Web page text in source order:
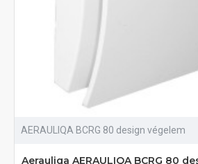
AERAULIQA BCRG 80 design végelem
Aerauliqa AERAULIQA BCRG 80